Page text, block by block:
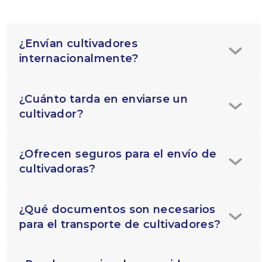
¿Envían cultivadores
internacionalmente?
¿Cuánto tarda en enviarse un
cultivador?
¿Ofrecen seguros para el envío de
cultivadoras?
¿Qué documentos son necesarios
para el transporte de cultivadores?